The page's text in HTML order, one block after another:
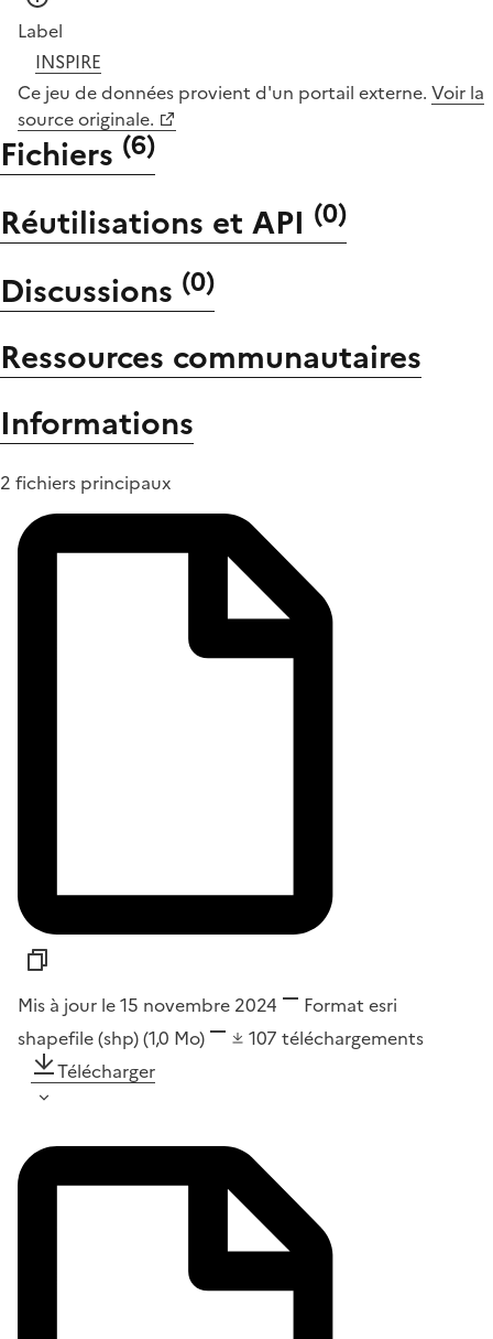
Label
INSPIRE
Ce jeu de données provient d'un portail externe. Voir la
source originale.
Fichiers (6)
Réutilisations et API (0)
Discussions (0)
Ressources communautaires
Informations
2 fichiers principaux
Mis à jour le 15 novembre 2024 Format esri
shapefile (shp)(1,0 Mo) 107 téléchargements
Télécharger